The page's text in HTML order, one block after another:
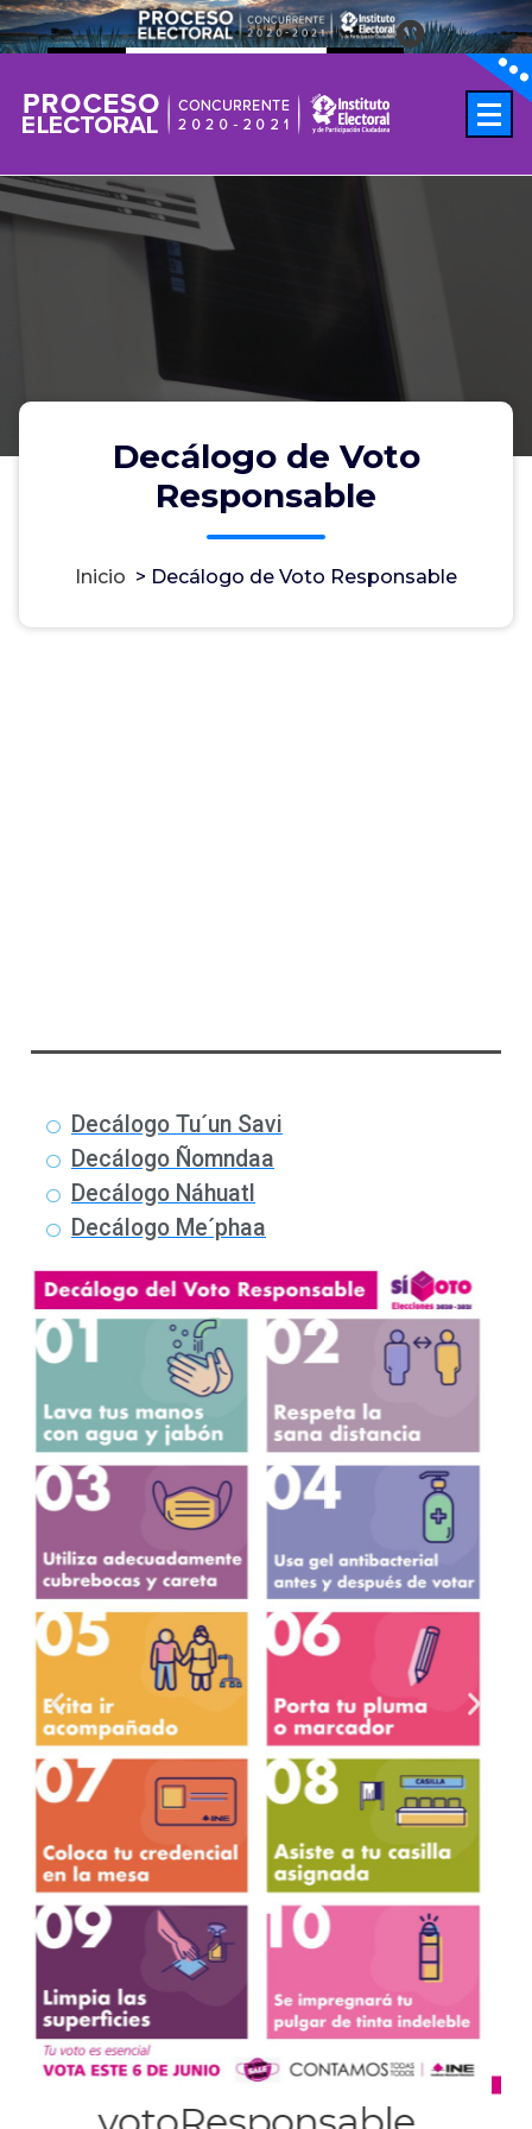
Decálogo de Voto
Responsable
Inicio > Decálogo de Voto Responsable
Play
01:38
Mute
fullscreen
Play
Decálogo Tu´un Savi
Decálogo Ñomndaa
Decálogo Náhuatl
Decálogo Me´phaa